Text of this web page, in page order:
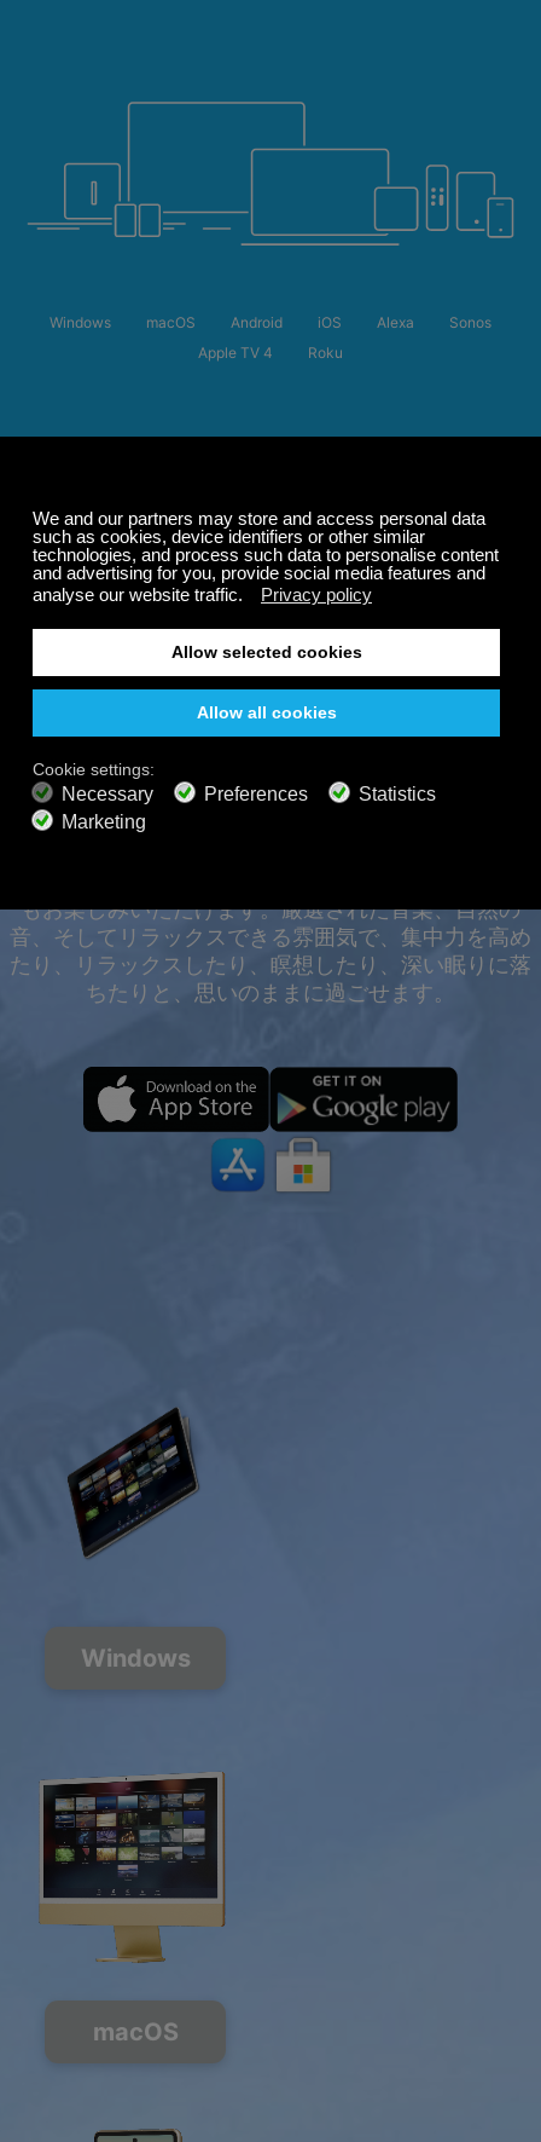
フ。
無料
200以上のチャンネル 終わりのないリスニング
無料で聴く
800以上の音楽チャンネル
広告なしの音楽
サウンドスケープミキサー
拡張プレイリスト
Windows macOS Android iOS Alexa
Sonos
Apple TV 4
Roku
オフラインでも、あらゆ
るデバイスで24時間365
日お楽しみいただけま
もお楽しみいただけます。厳選された音楽、自然の
音、そしてリラックスできる雰囲気で、集中力を高め
たり、リラックスしたり、瞑想したり、深い眠りに落
ちたりと、思いのままに過ごせます。
Windows
macOS